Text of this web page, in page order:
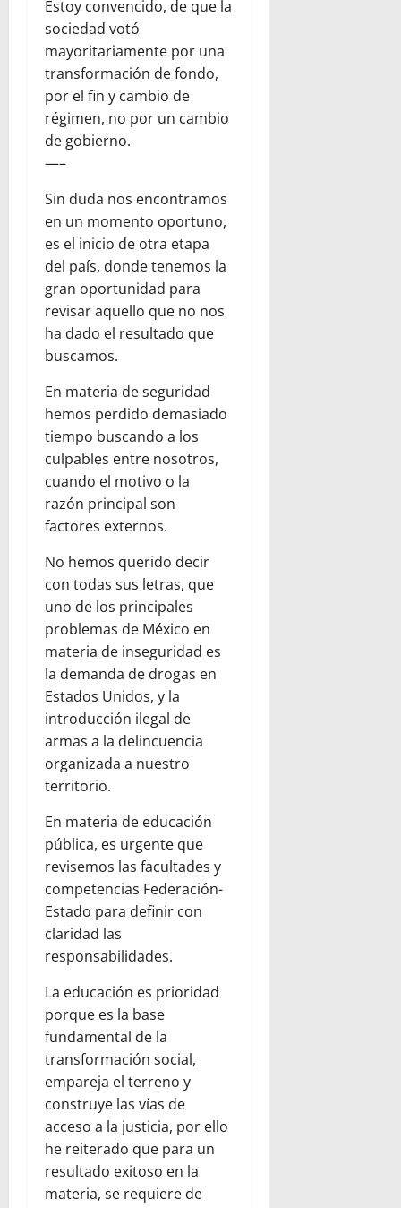
Estoy convencido, de que la
sociedad votó
mayoritariamente por una
transformación de fondo,
por el fin y cambio de
régimen, no por un cambio
de gobierno.
—–
Sin duda nos encontramos
en un momento oportuno,
es el inicio de otra etapa
del país, donde tenemos la
gran oportunidad para
revisar aquello que no nos
ha dado el resultado que
buscamos.
En materia de seguridad
hemos perdido demasiado
tiempo buscando a los
culpables entre nosotros,
cuando el motivo o la
razón principal son
factores externos.
No hemos querido decir
con todas sus letras, que
uno de los principales
problemas de México en
materia de inseguridad es
la demanda de drogas en
Estados Unidos, y la
introducción ilegal de
armas a la delincuencia
organizada a nuestro
territorio.
En materia de educación
pública, es urgente que
revisemos las facultades y
competencias Federación-
Estado para definir con
claridad las
responsabilidades.
La educación es prioridad
porque es la base
fundamental de la
transformación social,
empareja el terreno y
construye las vías de
acceso a la justicia, por ello
he reiterado que para un
resultado exitoso en la
materia, se requiere de